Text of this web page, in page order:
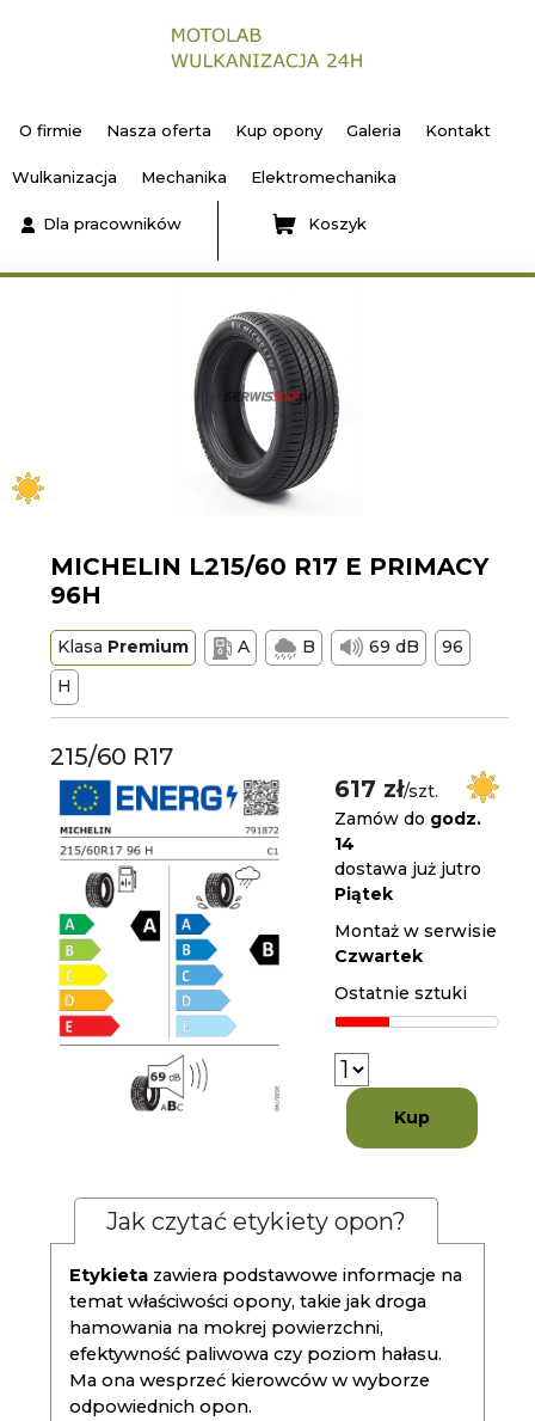
O firmie Nasza oferta Kup opony Galeria Kontakt
Wulkanizacja Mechanika Elektromechanika
Dla pracowników Koszyk
MICHELIN L215/60 R17 E PRIMACY
96H
Klasa Premium A B 69 dB
96
H
215/60 R17
617 zł/szt.
Zamów do godz.
14
dostawa już jutro
Piątek
Montaż w serwisie
Czwartek
Ostatnie sztuki
Kup
Jak czytać etykiety opon?
Etykieta zawiera podstawowe informacje na
temat właściwości opony, takie jak droga
hamowania na mokrej powierzchni,
efektywność paliwowa czy poziom hałasu.
Ma ona wesprzeć kierowców w wyborze
odpowiednich opon.